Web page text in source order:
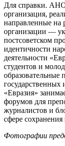
Для справки.
организация,
направленные на
организации —
постсоветском
идентичности
деятельности
студентов и
«Евразия»
форумов для
журналистов и
сфере
Фотографии